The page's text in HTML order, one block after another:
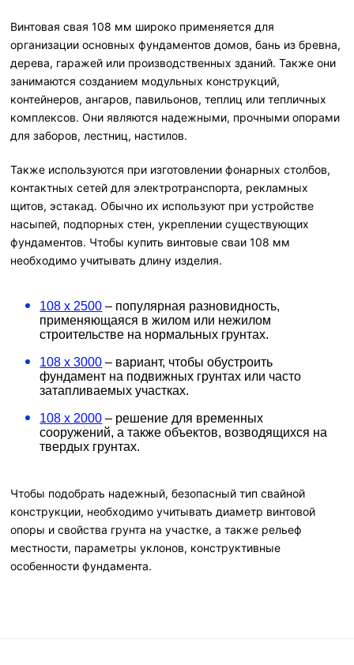
Винтовая свая 108 мм широко применяется для
организации основных фундаментов домов, бань из бревна,
дерева, гаражей или производственных зданий. Также они
занимаются созданием модульных конструкций,
контейнеров, ангаров, павильонов, теплиц или тепличных
комплексов. Они являются надежными, прочными опорами
для заборов, лестниц, настилов.
Также используются при изготовлении фонарных столбов,
контактных сетей для электротранспорта, рекламных
щитов, эстакад. Обычно их используют при устройстве
насыпей, подпорных стен, укреплении существующих
фундаментов. Чтобы купить винтовые сваи 108 мм
необходимо учитывать длину изделия.
108 х 2500 – популярная разновидность,
применяющаяся в жилом или нежилом
строительстве на нормальных грунтах.
108 х 3000 – вариант, чтобы обустроить
фундамент на подвижных грунтах или часто
затапливаемых участках.
108 х 2000 – решение для временных
сооружений, а также объектов, возводящихся на
твердых грунтах.
Чтобы подобрать надежный, безопасный тип свайной
конструкции, необходимо учитывать диаметр винтовой
опоры и свойства грунта на участке, а также рельеф
местности, параметры уклонов, конструктивные
особенности фундамента.